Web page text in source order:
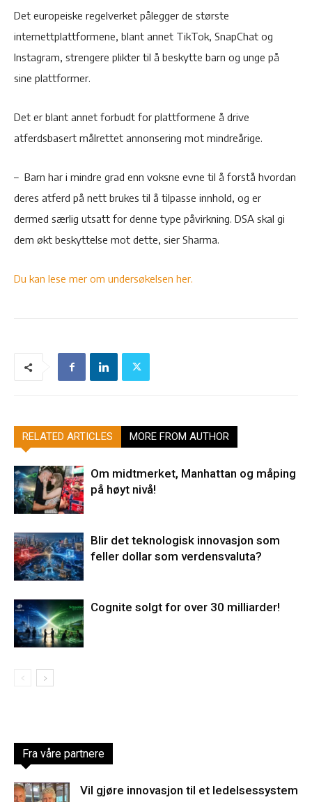
Det europeiske regelverket pålegger de største
internettplattformene, blant annet TikTok, SnapChat og
Instagram, strengere plikter til å beskytte barn og unge på
sine plattformer.
Det er blant annet forbudt for plattformene å drive
atferdsbasert målrettet annonsering mot mindreårige.
– Barn har i mindre grad enn voksne evne til å forstå hvordan
deres atferd på nett brukes til å tilpasse innhold, og er
dermed særlig utsatt for denne type påvirkning. DSA skal gi
dem økt beskyttelse mot dette, sier Sharma.
Du kan lese mer om undersøkelsen her.
RELATED ARTICLES MORE FROM AUTHOR
Om midtmerket, Manhattan og måping
på høyt nivå!
Blir det teknologisk innovasjon som
feller dollar som verdensvaluta?
Cognite solgt for over 30 milliarder!
Fra våre partnere
Vil gjøre innovasjon til et ledelsessystem